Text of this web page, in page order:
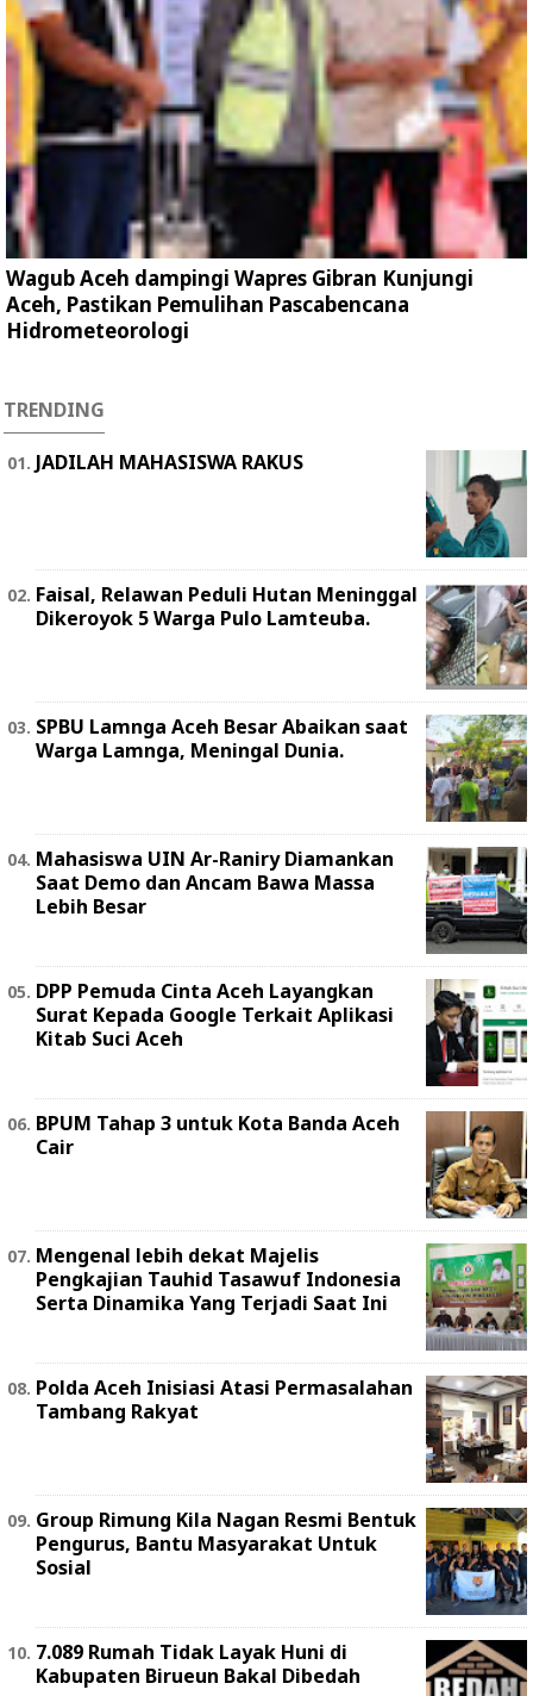
Wagub Aceh dampingi Wapres Gibran Kunjungi
Aceh, Pastikan Pemulihan Pascabencana
Hidrometeorologi
TRENDING
JADILAH MAHASISWA RAKUS
Faisal, Relawan Peduli Hutan Meninggal
Dikeroyok 5 Warga Pulo Lamteuba.
SPBU Lamnga Aceh Besar Abaikan saat
Warga Lamnga, Meningal Dunia.
Mahasiswa UIN Ar-Raniry Diamankan
Saat Demo dan Ancam Bawa Massa
Lebih Besar
DPP Pemuda Cinta Aceh Layangkan
Surat Kepada Google Terkait Aplikasi
Kitab Suci Aceh
BPUM Tahap 3 untuk Kota Banda Aceh
Cair
Mengenal lebih dekat Majelis
Pengkajian Tauhid Tasawuf Indonesia
Serta Dinamika Yang Terjadi Saat Ini
Polda Aceh Inisiasi Atasi Permasalahan
Tambang Rakyat
Group Rimung Kila Nagan Resmi Bentuk
Pengurus, Bantu Masyarakat Untuk
Sosial
7.089 Rumah Tidak Layak Huni di
Kabupaten Birueun Bakal Dibedah